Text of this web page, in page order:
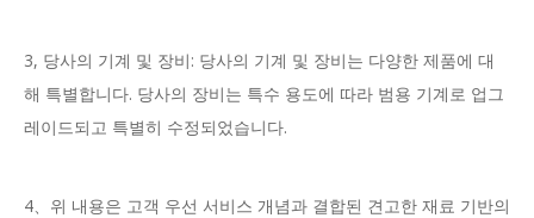
3, 당사의 기계 및 장비: 당사의 기계 및 장비는 다양한 제품에 대
해 특별합니다. 당사의 장비는 특수 용도에 따라 범용 기계로 업그
레이드되고 특별히 수정되었습니다.
4、위 내용은 고객 우선 서비스 개념과 결합된 견고한 재료 기반의